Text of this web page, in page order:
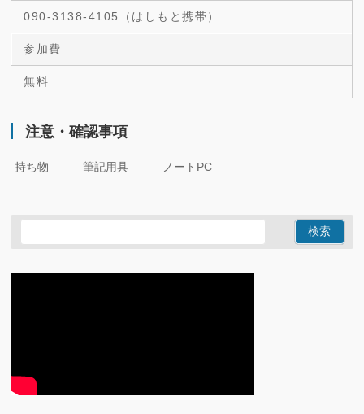
090-3138-4105（はしもと携帯）
参加費
無料
注意・確認事項
持ち物 筆記用具 ノートPC